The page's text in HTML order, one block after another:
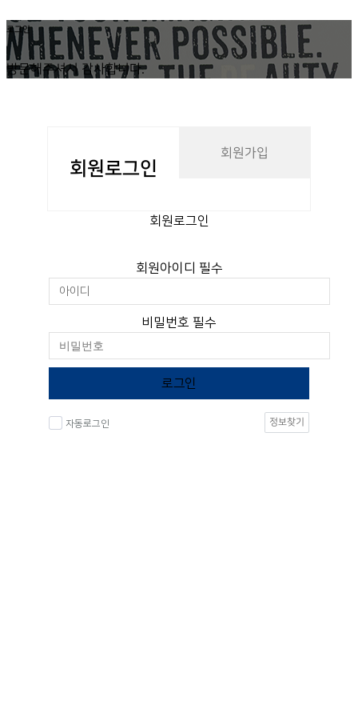
로그인
방문해주셔서 감사합니다.
회원로그인
회원가입
회원로그인
회원아이디 필수
비밀번호 필수
로그인
자동로그인 정보찾기